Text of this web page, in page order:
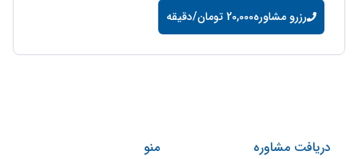
رزرو مشاوره20,000 تومان/دقیقه
دریافت مشاوره منو